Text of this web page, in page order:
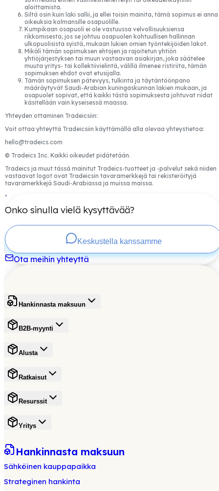
aloittamista.
Siltä osin kuin laki sallii, ja ellei toisin mainita, tämä sopimus ei anna
oikeuksia kolmansille osapuolille.
Kumpikaan osapuoli ei ole vastuussa velvollisuuksiensa
rikkomisesta, jos se johtuu osapuolen kohtuullisen hallinnan
ulkopuolisista syistä, mukaan lukien omien työntekijöiden lakot.
Mikäli tämän sopimuksen ehtojen ja rajoitetun yhtiön
yhtiöjärjestyksen tai muun vastaavan asiakirjan, joka säätelee
muuta yritys- tai kollektiivielintä, välillä ilmenee ristiriita, tämän
sopimuksen ehdot ovat etusijalla.
Tämän sopimuksen pätevyys, tulkinta ja täytäntöönpano
määräytyvät Saudi-Arabian kuningaskunnan lakien mukaan, ja
osapuolet sopivat, että kaikki tästä sopimuksesta johtuvat riidat
käsitellään vain kyseisessä maassa.
Yhteyden ottaminen Tradeicsiin:
Voit ottaa yhteyttä Tradeicsiin käyttämällä alla olevaa yhteystietoa:
hello@tradeics.com
© Tradeics Inc. Kaikki oikeudet pidätetään.
Tradeics ja muut tässä mainitut Tradeics-tuotteet ja -palvelut sekä niiden
vastaavat logot ovat Tradeicsin tavaramerkkejä tai rekisteröityjä
tavaramerkkejä Saudi-Arabiassa ja muissa maissa.
Onko sinulla vielä kysyttävää?
Keskustella kanssamme
Ota meihin yhteyttä
Hankinnasta maksuun
B2B-myynti
Alusta
Ratkaisut
Resurssit
Yritys
Hankinnasta maksuun
Sähköinen kauppapaikka
Strateginen hankinta